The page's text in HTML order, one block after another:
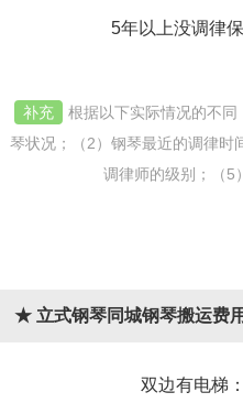
5年以上没调律
补充
根据以下实际情况的不
琴状况；（2）钢琴最近的调律时
调律师的级别；（5
★ 立式钢琴同城钢琴搬运费
双边有电梯